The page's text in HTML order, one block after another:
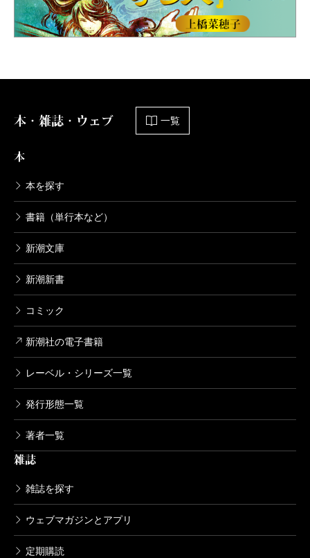
本・雑誌・ウェブ 一覧
本
本を探す
書籍（単行本など）
新潮文庫
新潮新書
コミック
新潮社の電子書籍
レーベル・シリーズ一覧
発行形態一覧
著者一覧
雑誌
雑誌を探す
ウェブマガジンとアプリ
定期購読